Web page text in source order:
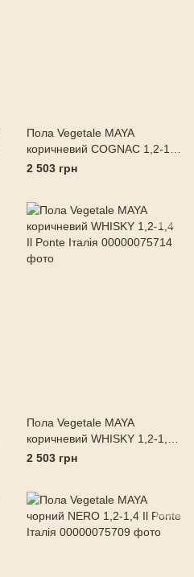
Пола Vegetale MAYA
коричневий COGNAC 1,2-1,4
Il Ponte Італія
2 503 грн
Пола Vegetale MAYA
коричневий WHISKY 1,2-1,4
Il Ponte Італія
2 503 грн